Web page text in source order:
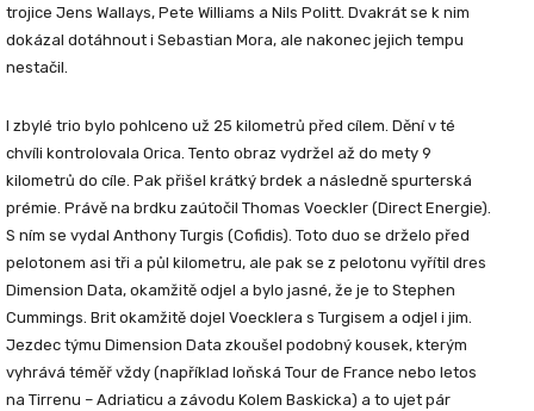
trojice Jens Wallays, Pete Williams a Nils Politt. Dvakrát se k nim
dokázal dotáhnout i Sebastian Mora, ale nakonec jejich tempu
nestačil.
I zbylé trio bylo pohlceno už 25 kilometrů před cílem. Dění v té
chvíli kontrolovala Orica. Tento obraz vydržel až do mety 9
kilometrů do cíle. Pak přišel krátký brdek a následně spurterská
prémie. Právě na brdku zaútočil Thomas Voeckler (Direct Energie).
S ním se vydal Anthony Turgis (Cofidis). Toto duo se drželo před
pelotonem asi tři a půl kilometru, ale pak se z pelotonu vyřítil dres
Dimension Data, okamžitě odjel a bylo jasné, že je to Stephen
Cummings. Brit okamžitě dojel Voecklera s Turgisem a odjel i jim.
Jezdec týmu Dimension Data zkoušel podobný kousek, kterým
vyhrává téměř vždy (například loňská Tour de France nebo letos
na Tirrenu – Adriaticu a závodu Kolem Baskicka) a to ujet pár